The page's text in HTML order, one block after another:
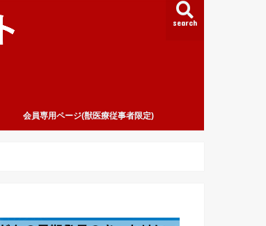
search
会員専用ページ(獣医療従事者限定)